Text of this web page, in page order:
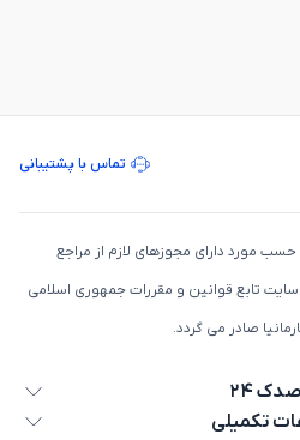
تماس با پشتیبانی
مورد دارای مجوزهای لازم از مراجع
تابع قوانين و مقررات جمهوری اسلامی
صادر می گردد.
۲۴
تکمیلی